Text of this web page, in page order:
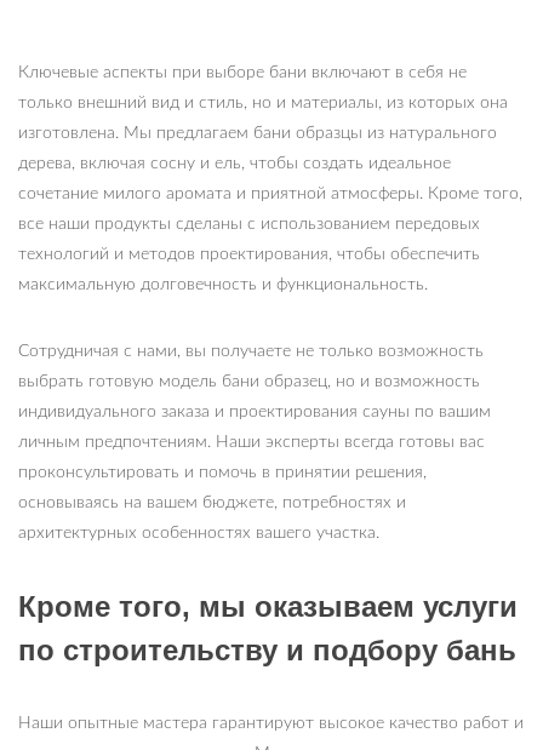
Ключевые аспекты при выборе бани включают в себя не
только внешний вид и стиль, но и материалы, из которых она
изготовлена. Мы предлагаем бани образцы из натурального
дерева, включая сосну и ель, чтобы создать идеальное
сочетание милого аромата и приятной атмосферы. Кроме того,
все наши продукты сделаны с использованием передовых
технологий и методов проектирования, чтобы обеспечить
максимальную долговечность и функциональность.
Сотрудничая с нами, вы получаете не только возможность
выбрать готовую модель бани образец, но и возможность
индивидуального заказа и проектирования сауны по вашим
личным предпочтениям. Наши эксперты всегда готовы вас
проконсультировать и помочь в принятии решения,
основываясь на вашем бюджете, потребностях и
архитектурных особенностях вашего участка.
Кроме того, мы оказываем услуги
по строительству и подбору бань
Наши опытные мастера гарантируют высокое качество работ и